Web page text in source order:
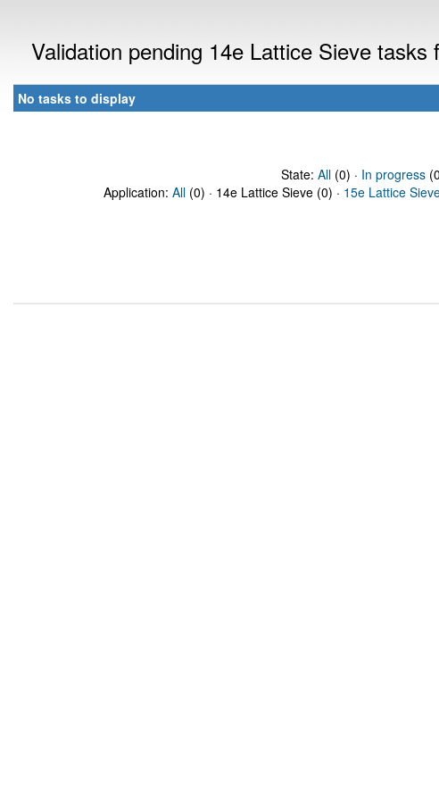
Validation pending 14e Lattice Sieve tasks
No tasks to display
State: All(0) · In progress
Application: All (0) · 14e Lattice Sieve (0) · 15e Lattice